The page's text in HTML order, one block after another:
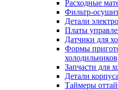
Расходные
Фильтр-
Детали
Платы
Датчики для
Формы
холодильников
Запчасти для
Детали
Таймеры